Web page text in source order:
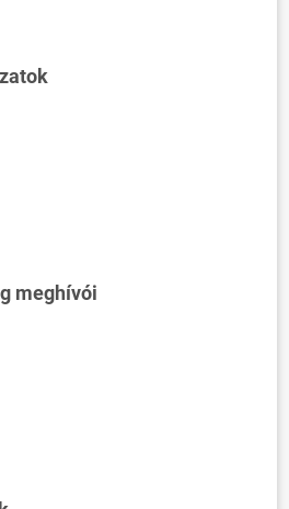
meghívói